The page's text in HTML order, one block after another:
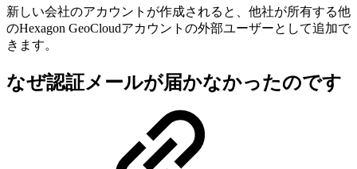
新しい会社のアカウントが作成されると、他社が所有する他
のHexagon GeoCloudアカウントの外部ユーザーとして追加で
きます。
なぜ認証メールが届かなかったのです